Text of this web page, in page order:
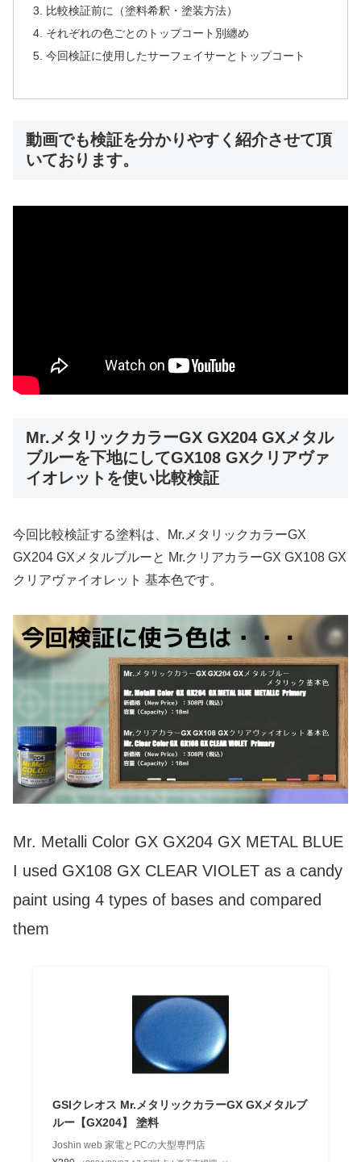
比較検証前に（塗料希釈・塗装方法）
それぞれの色ごとのトップコート別纏め
今回検証に使用したサーフェイサーとトップコート
動画でも検証を分かりやすく紹介させて頂
いております。
Mr.メタリックカラーGX GX204 GXメタル
ブルーを下地にしてGX108 GXクリアヴァ
イオレットを使い比較検証
今回比較検証する塗料は、Mr.メタリックカラーGX
GX204 GXメタルブルーと Mr.クリアカラーGX GX108 GX
クリアヴァイオレット 基本色です。
Mr. Metalli Color GX GX204 GX METAL BLUE
I used GX108 GX CLEAR VIOLET as a candy
paint using 4 types of bases and compared
them
GSIクレオス Mr.メタリックカラーGX GXメタルブ
ルー【GX204】 塗料
Joshin web 家電とPCの大型専門店